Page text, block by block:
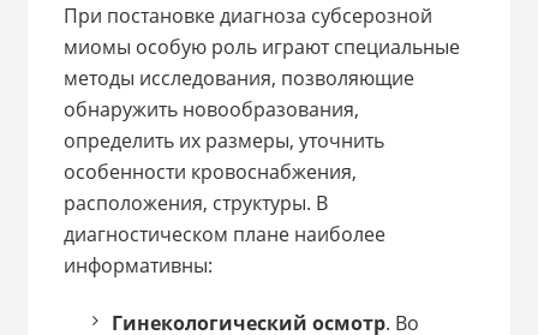
При постановке диагноза субсерозной
миомы особую роль играют специальные
методы исследования, позволяющие
обнаружить новообразования,
определить их размеры, уточнить
особенности кровоснабжения,
расположения, структуры. В
диагностическом плане наиболее
информативны:
Гинекологический осмотр. Во